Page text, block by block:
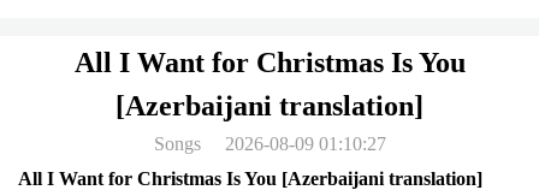
All I Want for Christmas Is You
[Azerbaijani translation]
Songs
2026-08-09 01:10:27
All I Want for Christmas Is You [Azerbaijani translation]